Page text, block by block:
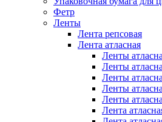
Фетр
Ленты
Лента репсовая
Лента атласная
Ленты
Ленты
Ленты
Ленты
Ленты
Лента